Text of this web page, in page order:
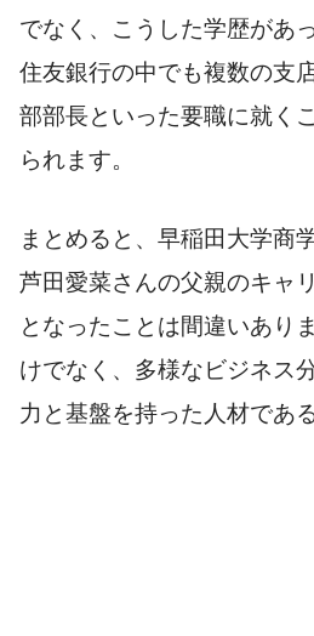
でなく、こうした学歴があ
住友銀行の中でも複数の支
部部長といった要職に就く
られます。
まとめると、早稲田大学商
芦田愛菜さんの父親のキャ
となったことは間違いあり
けでなく、多様なビジネス
力と基盤を持った人材であ